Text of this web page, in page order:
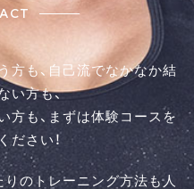
方も、自己流でなかなか結
い方も、
方も、まずは体験コースを
ださい！
りのトレーニング方法も人